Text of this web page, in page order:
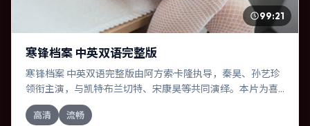
99:21
寒锋档案 中英双语完整版
寒锋档案 中英双语完整版由阿方索·卡隆执导，秦昊、孙艺珍
领衔主演，与凯特·布兰切特、宋康昊等共同演绎。本片为喜
剧类型，主要班底与取景来自西班牙。人工智能介入司法审
判，人性边界遭遇拷问。影片整体气质克制，节奏紧凑，人
高清 流畅